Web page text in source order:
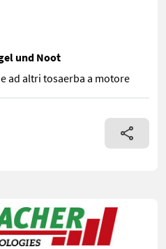
und Noot
ad altri tosaerba a motore
ad altri tosaerba a motore